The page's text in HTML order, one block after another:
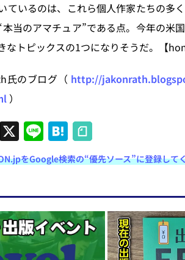
ているのは、これら個人作家たちの多
当のアマチュア”である点。今年の米
なトピックスの1つになりそうだ。【
氏のブログ（ http://
）
T X Li
n
e
H
at
e
n
a
をGoogle検索の“優先ソース”に登録して